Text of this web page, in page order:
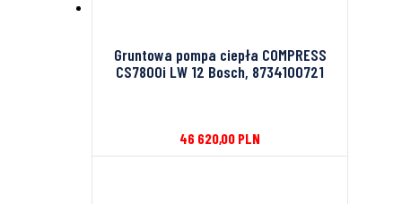
Gruntowa pompa ciepła COMPRESS
CS7800i LW 12 Bosch, 8734100721
46 620,00 PLN